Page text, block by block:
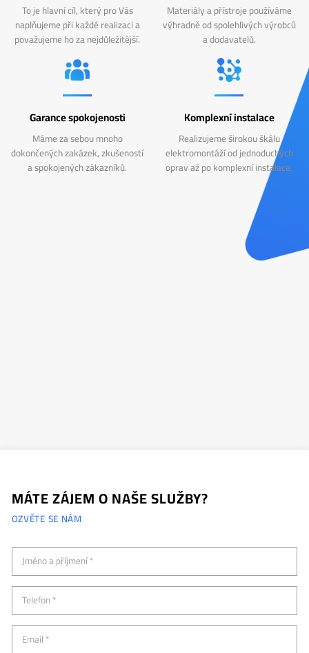
To je hlavní cíl, který pro Vás
naplňujeme při každé realizaci a
považujeme ho za nejdůležitější.
Materiály a přístroje používáme
výhradně od spolehlivých výrobců
a dodavatelů.
Garance spokojenosti
Máme za sebou mnoho
dokončených zakázek, zkušeností
a spokojených zákazníků.
Komplexní instalace
Realizujeme širokou škálu
elektromontáží od jednoduchých
oprav až po komplexní instalace.
MÁTE ZÁJEM O NAŠE SLUŽBY?
OZVĚTE SE NÁM
Jméno a příjmení *
Telefon *
Email *